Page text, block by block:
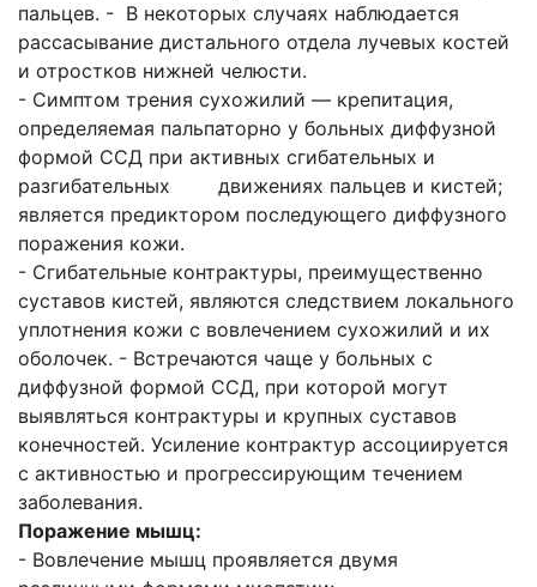
пальцев. - В некоторых случаях наблюдается
рассасывание дистального отдела лучевых костей
и отростков нижней челюсти.
- Симптом трения сухожилий — крепитация,
определяемая пальпаторно у больных диффузной
формой ССД при активных сгибательных и
разгибательных движениях пальцев и кистей;
является предиктором последующего диффузного
поражения кожи.
- Сгибательные контрактуры, преимущественно
суставов кистей, являются следствием локального
уплотнения кожи с вовлечением сухожилий и их
оболочек. - Встречаются чаще у больных с
диффузной формой ССД, при которой могут
выявляться контрактуры и крупных суставов
конечностей. Усиление контрактур ассоциируется
с активностью и прогрессирующим течением
заболевания.
Поражение мышц:
- Вовлечение мышц проявляется двумя